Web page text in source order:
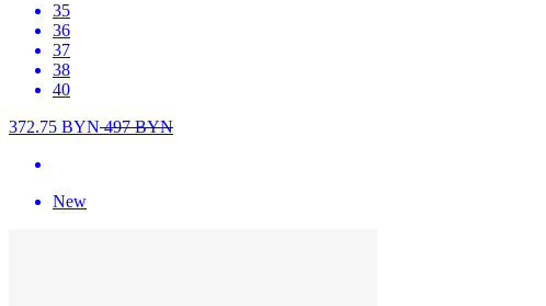
35
36
37
38
40
372.75 BYN497BYN
New